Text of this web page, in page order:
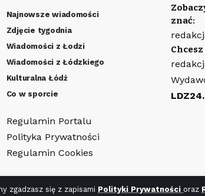
zgadzasz się z zapisami Polityki Prywatności oraz
Najnowsze wiadomości
Zdjęcie tygodnia
Wiadomości z Łodzi
Wiadomości z Łódzkiego
Kulturalna Łódź
Co w sporcie
Regulamin Portalu
Polityka Prywatności
Regulamin Cookies
znać: